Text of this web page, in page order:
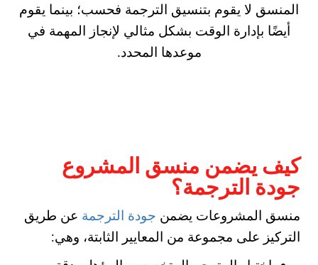
المنسق لا يقوم بتنسيق الترجمة فحسب؛ بينما يقوم
أيضًا بإدارة الوقت بشكل مثالي لإنجاز المهمة في
موعدها المحدد.
كيف يضمن منسق المشروع
جودة الترجمة؟
منسق المشروعات يضمن جودة الترجمة عن طريق
التركيز على مجموعة من المعايير الثابتة، وهي: